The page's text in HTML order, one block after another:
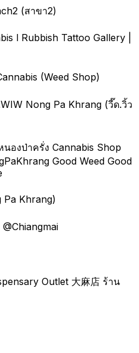
(สาขา2)
l Rubbish Tattoo Gallery |
(Weed Shop)
Nong Pa Khrang (วี๊ด.วิ้ว
องป่าครั่ง Cannabis Shop
Good Weed Good
Khrang)
Outlet 大麻店 ร้าน